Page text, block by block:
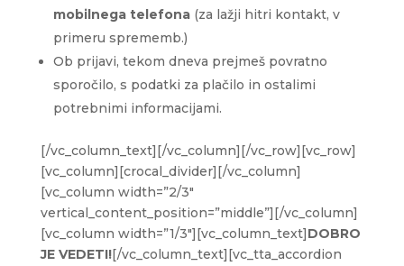
mobilnega telefona(za lažji hitri kontakt, v
primeru sprememb.)
Ob prijavi, tekom dneva prejmeš povratno
sporočilo, s podatki za plačilo in ostalimi
potrebnimi informacijami.
[/vc_column_text][/vc_column][/vc_row][vc_row]
[vc_column][crocal_divider][/vc_column]
[vc_column width=”2/3″
vertical_content_position=”middle”][/vc_column]
[vc_column width=”1/3″][vc_column_text]DOBRO
JE VEDETI![/vc_column_text][vc_tta_accordion